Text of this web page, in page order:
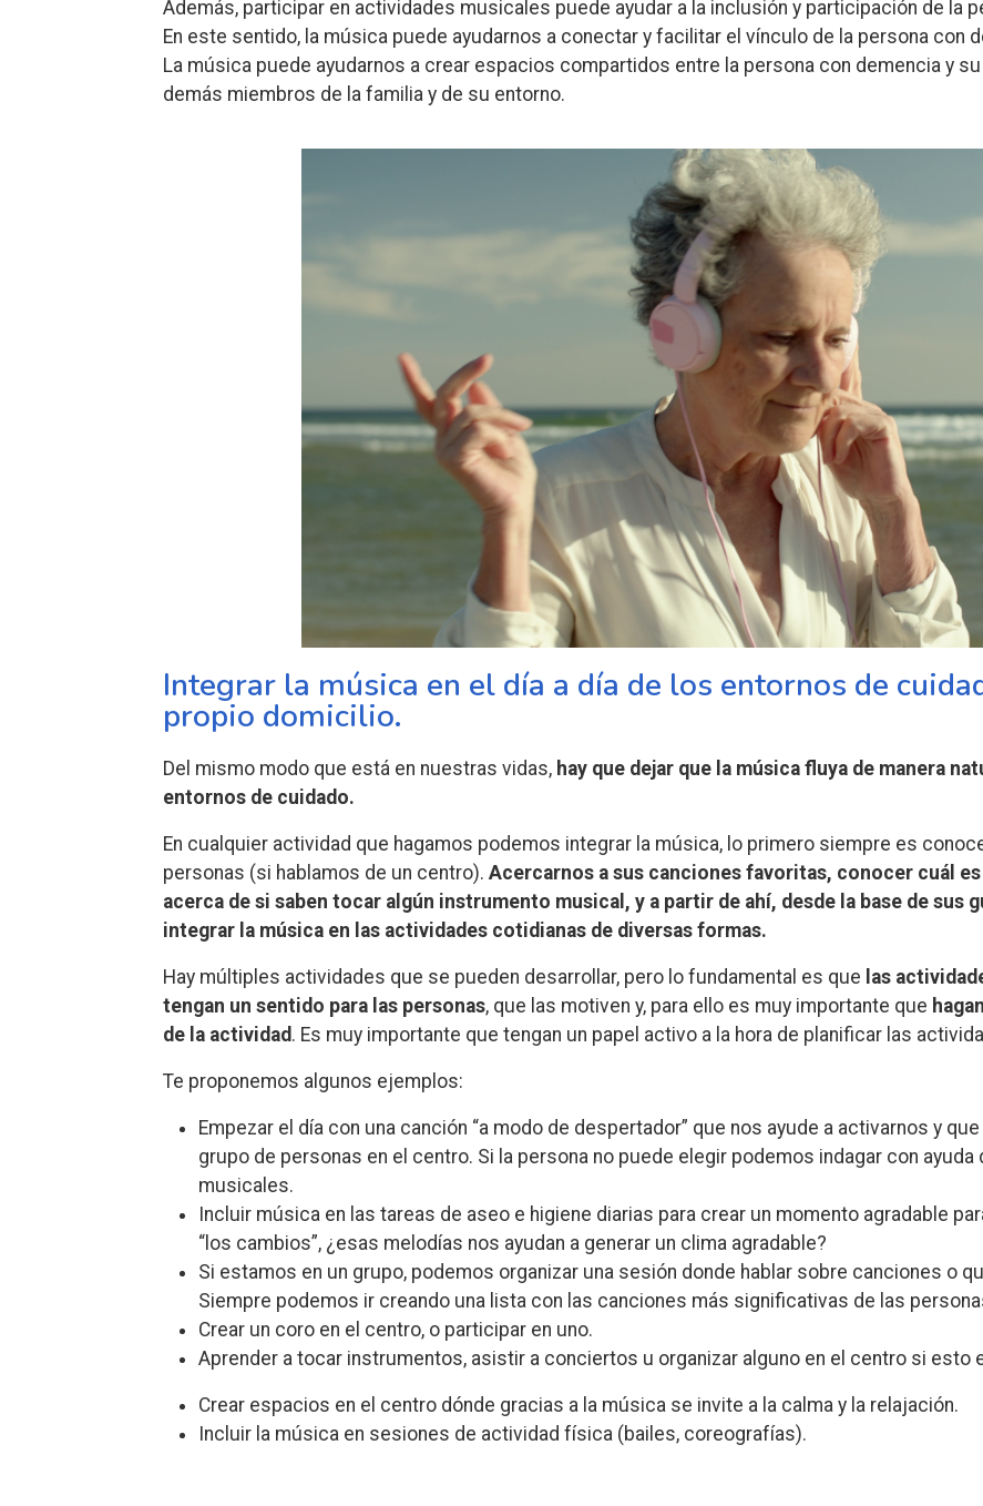
Además, participar en actividades musicales puede ayudar a la inclusión y participación de la
En este sentido, la música puede ayudarnos a conectar y facilitar el vínculo de la persona con
La música puede ayudarnos a crear espacios compartidos entre la persona con demencia y
demás miembros de la familia y de su entorno.
Integrar la música en el día a día de los entornos de
propio domicilio.
Del mismo modo que está en nuestras vidas, hay que dejar que la música fluya de manera
entornos de cuidado.
En cualquier actividad que hagamos podemos integrar la música, lo primero siempre es
personas (si hablamos de un centro). Acercarnos a sus canciones favoritas, conocer cuál
acerca de si saben tocar algún instrumento musical, y a partir de ahí, desde la base de sus
integrar la música en las actividades cotidianas de diversas formas.
Hay múltiples actividades que se pueden desarrollar, pero lo fundamental es que las
tengan un sentido para las personas, que las motiven y, para ello es muy importante que
de la actividad. Es muy importante que tengan un papel activo a la hora de planificar las
Te proponemos algunos ejemplos:
Empezar el día con una canción “a modo de despertador” que nos ayude a activarnos y
grupo de personas en el centro. Si la persona no puede elegir podemos indagar con
musicales.
Incluir música en las tareas de aseo e higiene diarias para crear un momento agradable
“los cambios”, ¿esas melodías nos ayudan a generar un clima agradable?
Si estamos en un grupo, podemos organizar una sesión donde hablar sobre canciones o
Siempre podemos ir creando una lista con las canciones más significativas de las
Crear un coro en el centro, o participar en uno.
Aprender a tocar instrumentos, asistir a conciertos u organizar alguno en el centro si esto
Crear espacios en el centro dónde gracias a la música se invite a la calma y la relajación.
Incluir la música en sesiones de actividad física (bailes, coreografías).